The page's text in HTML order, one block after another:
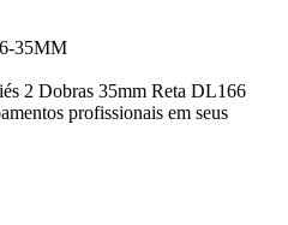
35MM
2 Dobras 35mm Reta DL166
profissionais em seus